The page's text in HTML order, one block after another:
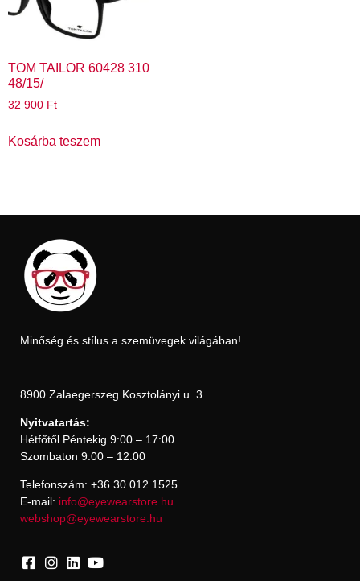
TOM TAILOR 60428 310
48/15/
32 900 Ft
Kosárba teszem
Minőség és stílus a szemüvegek világában!
8900 Zalaegerszeg Kosztolányi u. 3.
Nyitvatartás:
Hétfőtől Péntekig 9:00 – 17:00
Szombaton 9:00 – 12:00
Telefonszám: +36 30 012 1525
E-mail: info@eyewearstore.hu
webshop@eyewearstore.hu